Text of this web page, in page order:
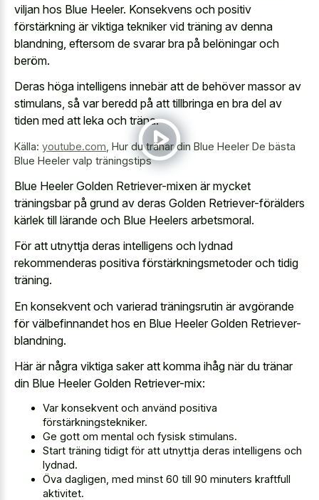
viljan hos Blue Heeler. Konsekvens och positiv
förstärkning är viktiga tekniker vid träning av denna
blandning, eftersom de svarar bra på belöningar och
beröm.
Deras höga intelligens innebär att de behöver massor av
stimulans, så var beredd på att tillbringa en bra del av
tiden med att leka och träna.
Källa: youtube.com, Hur du tränar din Blue Heeler De bästa
Blue Heeler valp träningstips
Blue Heeler Golden Retriever-mixen är mycket
träningsbar på grund av deras Golden Retriever-förälders
kärlek till lärande och Blue Heelers arbetsmoral.
För att utnyttja deras intelligens och lydnad
rekommenderas positiva förstärkningsmetoder och tidig
träning.
En konsekvent och varierad träningsrutin är avgörande
för välbefinnandet hos en Blue Heeler Golden Retriever-
blandning.
Här är några viktiga saker att komma ihåg när du tränar
din Blue Heeler Golden Retriever-mix:
Var konsekvent och använd positiva
förstärkningstekniker.
Ge gott om mental och fysisk stimulans.
Start träning tidigt för att utnyttja deras intelligens och
lydnad.
Öva dagligen, med minst 60 till 90 minuters kraftfull
aktivitet.